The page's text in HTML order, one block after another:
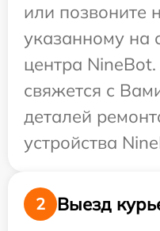
или позвоните
указанному на
центра
свяжется с
деталей
устройства
2
Выезд